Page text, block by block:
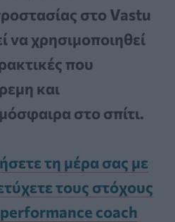
στο Vastu
να χρησιμοποιηθεί
που
και
στο σπίτι.
τη μέρα σας με
τους στόχους
coach